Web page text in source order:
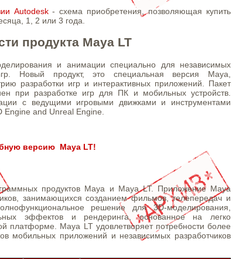
Autodesk- схема приобретения, позволяющая купить
1, 2 или 3 года.
продукта Maya LT
и анимации специально для независимых
Новый продукт, это специальная версия Maya,
разработки игр и интерактивных приложений. Пакет
при разработке игр для ПК и мобильных устройств.
с ведущими игровыми движками и инструментами
Engine and Unreal Engine.
версию Maya LT!
продуктов Maya и Maya LT. Приложение Maya
занимающихся созданием фильмов, телепередач и
решение для 3D-моделирования,
эффектов и рендеринга, основанное на легко
платформе. Maya LT удовлетворяет потребности более
мобильных приложений и независимых разработчиков